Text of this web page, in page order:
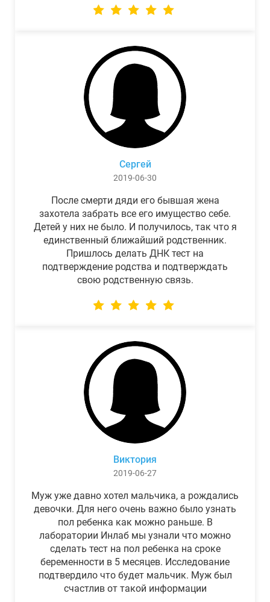
Сергей
2019-06-30
После смерти дяди его бывшая жена
захотела забрать все его имущество себе.
Детей у них не было. И получилось, так что я
единственный ближайший родственник.
Пришлось делать ДНК тест на
подтверждение родства и подтверждать
свою родственную связь.
Виктория
2019-06-27
Муж уже давно хотел мальчика, а рождались
девочки. Для него очень важно было узнать
пол ребенка как можно раньше. В
лаборатории Инлаб мы узнали что можно
сделать тест на пол ребенка на сроке
беременности в 5 месяцев. Исследование
подтвердило что будет мальчик. Муж был
счастлив от такой информации